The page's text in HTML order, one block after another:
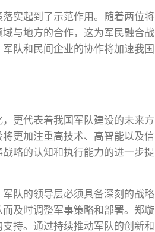
实起到了示范作用。随着两位将
与地方的合作，这为军民融合战
队和民间企业的协作将加速我国
更代表着我国军队建设的未来方
更加注重高技术、高智能以及信
略的认知和执行能力的进一步提
队的领导层必须具备深刻的战略
及时调整军事策略和部署。郑璇
持。通过持续推动军队的创新和